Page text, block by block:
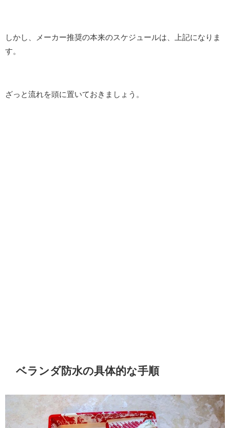
しかし、メーカー推奨の本来のスケジュールは、上記になりま
す。
ざっと流れを頭に置いておきましょう。
ベランダ防水の具体的な手順